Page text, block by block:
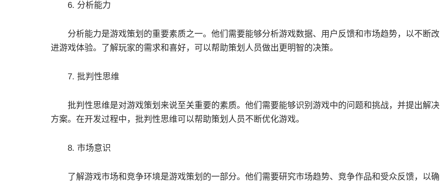
6. 分析能力
分析能力是游戏策划的重要素质之一。他们需要能够分析游戏数据、用户反馈和市场趋势，以不断改
进游戏体验。了解玩家的需求和喜好，可以帮助策划人员做出更明智的决策。
7. 批判性思维
批判性思维是对游戏策划来说至关重要的素质。他们需要能够识别游戏中的问题和挑战，并提出解决
方案。在开发过程中，批判性思维可以帮助策划人员不断优化游戏。
8. 市场意识
了解游戏市场和竞争环境是游戏策划的一部分。他们需要研究市场趋势、竞争作品和受众反馈，以确